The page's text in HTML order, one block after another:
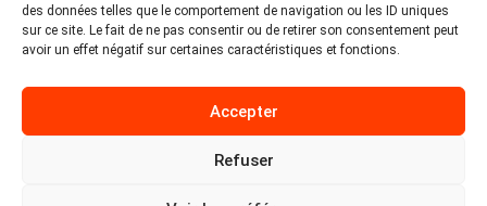
des données telles que le comportement de navigation ou les ID uniques
sur ce site. Le fait de ne pas consentir ou de retirer son consentement peut
avoir un effet négatif sur certaines caractéristiques et fonctions.
Accepter
Refuser